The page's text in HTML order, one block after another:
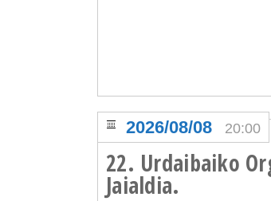
22. Urdaibaiko
Jaialdia.
2026/08/08 20:00